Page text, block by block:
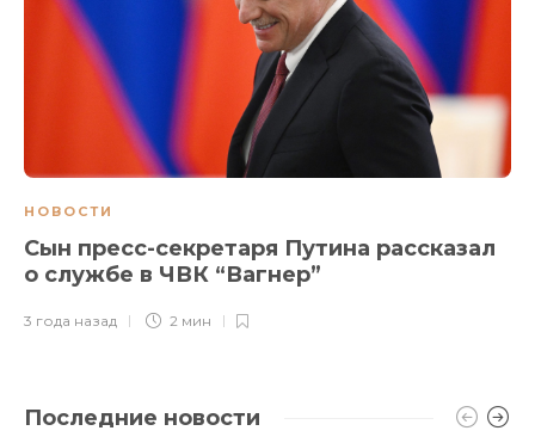
НОВОСТИ
Сын пресс-секретаря Путина рассказал
о службе в ЧВК “Вагнер”
3 года назад 2 мин
Последние новости